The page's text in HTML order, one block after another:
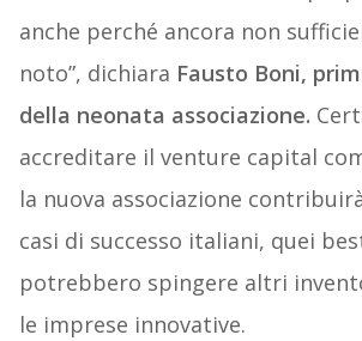
anche perché ancora non
noto”, dichiara Fausto Boni,
della neonata associazione.
accreditare il venture capital
la nuova associazione
casi di successo italiani, quei
potrebbero spingere altri
le imprese innovative.